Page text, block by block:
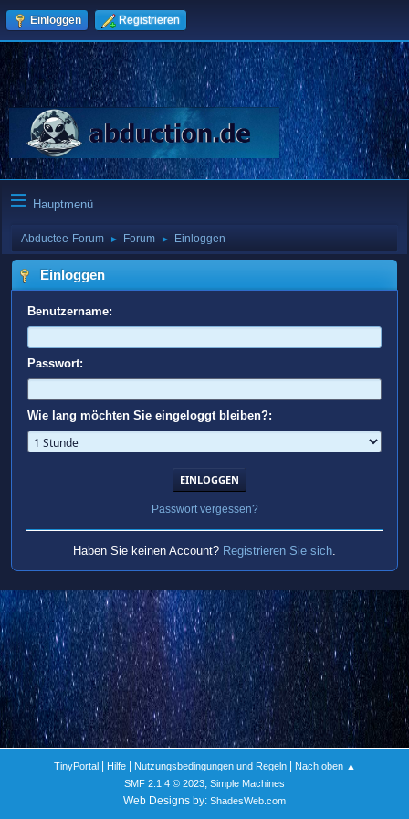
Einloggen Registrieren
Hauptmenü
Abductee-Forum ► Forum ► Einloggen
Einloggen
Benutzername:
Passwort:
Wie lang möchten Sie eingeloggt bleiben?:
Passwort vergessen?
Haben Sie keinen Account? Registrieren Sie sich.
TinyPortal| Hilfe| Nutzungsbedingungen und Regeln|
Nach oben ▲
SMF 2.1.4 © 2023, Simple Machines
Web Designs by: ShadesWeb.com